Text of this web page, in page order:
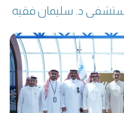
لمستشفى د. سليمان فقيه